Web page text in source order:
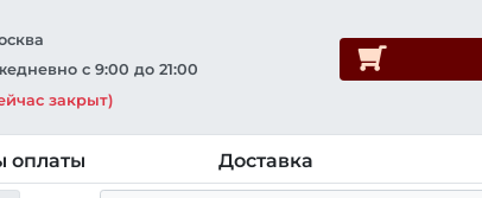
с 9:00 до 21:00
закрыт)
оплаты Доставка